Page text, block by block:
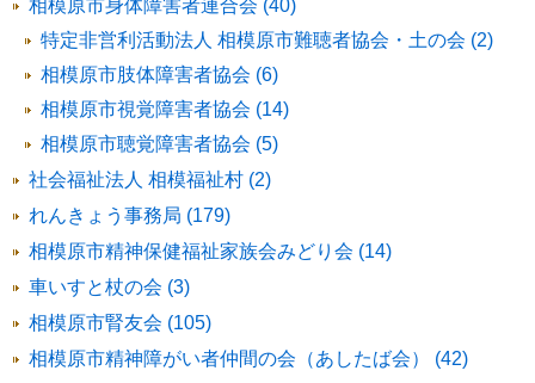
相模原市身体障害者連合会 (40)
特定非営利活動法人 相模原市難聴者協会・土の会 (2)
相模原市肢体障害者協会 (6)
相模原市視覚障害者協会 (14)
相模原市聴覚障害者協会 (5)
社会福祉法人 相模福祉村 (2)
れんきょう事務局 (179)
相模原市精神保健福祉家族会みどり会 (14)
車いすと杖の会 (3)
相模原市腎友会 (105)
相模原市精神障がい者仲間の会（あしたば会） (42)